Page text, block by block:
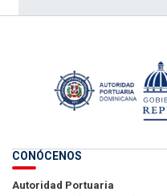
CONÓCENOS
Autoridad Portuaria